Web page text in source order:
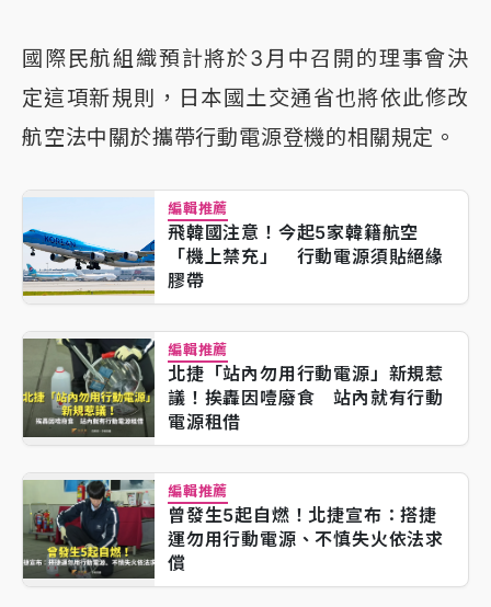
國際民航組織預計將於3月中召開的理事會決
定這項新規則，日本國土交通省也將依此修改
航空法中關於攜帶行動電源登機的相關規定。
編輯推薦
飛韓國注意！今起5家韓籍航空
「機上禁充」 行動電源須貼絕緣
膠帶
編輯推薦
北捷「站內勿用行動電源」新規惹
議！挨轟因噎廢食 站內就有行動
電源租借
編輯推薦
曾發生5起自燃！北捷宣布：搭捷
運勿用行動電源、不慎失火依法求
償